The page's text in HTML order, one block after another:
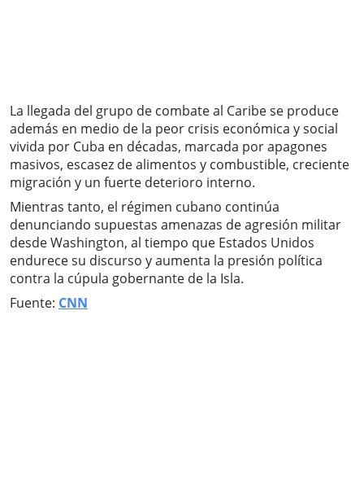
La llegada del grupo de combate al Caribe se produce
además en medio de la peor crisis económica y social
vivida por Cuba en décadas, marcada por apagones
masivos, escasez de alimentos y combustible, creciente
migración y un fuerte deterioro interno.
Mientras tanto, el régimen cubano continúa
denunciando supuestas amenazas de agresión militar
desde Washington, al tiempo que Estados Unidos
endurece su discurso y aumenta la presión política
contra la cúpula gobernante de la Isla.
Fuente: CNN